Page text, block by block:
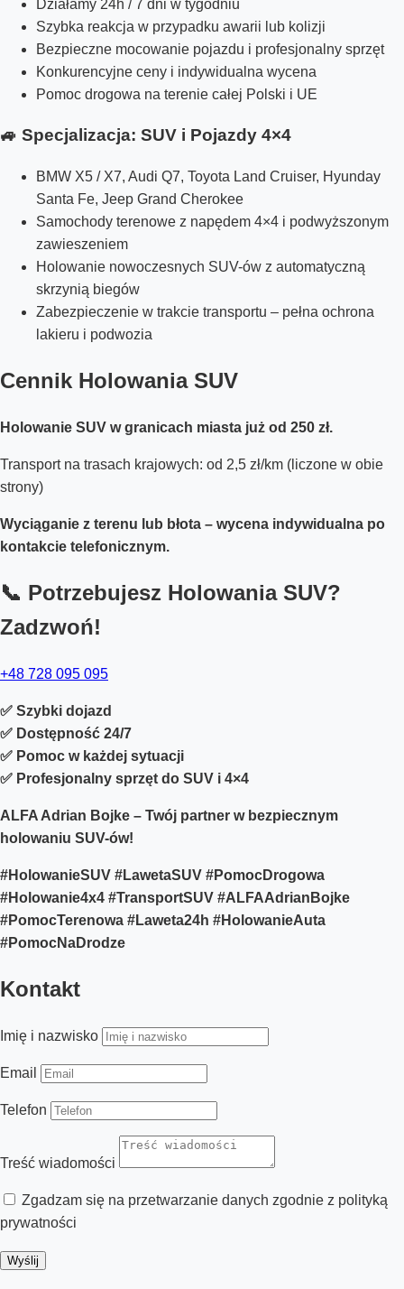
Działamy 24h / 7 dni w tygodniu
Szybka reakcja w przypadku awarii lub kolizji
Bezpieczne mocowanie pojazdu i profesjonalny sprzęt
Konkurencyjne ceny i indywidualna wycena
Pomoc drogowa na terenie całej Polski i UE
🚙 Specjalizacja: SUV i Pojazdy 4×4
BMW X5 / X7, Audi Q7, Toyota Land Cruiser, Hyunday
Santa Fe, Jeep Grand Cherokee
Samochody terenowe z napędem 4×4 i podwyższonym
zawieszeniem
Holowanie nowoczesnych SUV-ów z automatyczną
skrzynią biegów
Zabezpieczenie w trakcie transportu – pełna ochrona
lakieru i podwozia
Cennik Holowania SUV
Holowanie SUV w granicach miasta już od 250 zł.
Transport na trasach krajowych: od 2,5 zł/km (liczone w obie
strony)
Wyciąganie z terenu lub błota – wycena indywidualna po
kontakcie telefonicznym.
📞 Potrzebujesz Holowania SUV?
Zadzwoń!
+48 728 095 095
✅ Szybki dojazd
✅ Dostępność 24/7
✅ Pomoc w każdej sytuacji
✅ Profesjonalny sprzęt do SUV i 4×4
ALFA Adrian Bojke – Twój partner w bezpiecznym
holowaniu SUV-ów!
#HolowanieSUV #LawetaSUV #PomocDrogowa
#Holowanie4x4 #TransportSUV #ALFAAdrianBojke
#PomocTerenowa #Laweta24h #HolowanieAuta
#PomocNaDrodze
Kontakt
Imię i nazwisko
Email
Telefon
Treść wiadomości
Zgadzam się na przetwarzanie danych zgodnie z polityką
prywatności
Wyślij